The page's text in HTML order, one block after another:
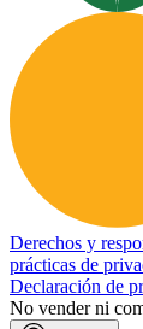
Derechos y
prácticas de
Declaración de
No vender ni